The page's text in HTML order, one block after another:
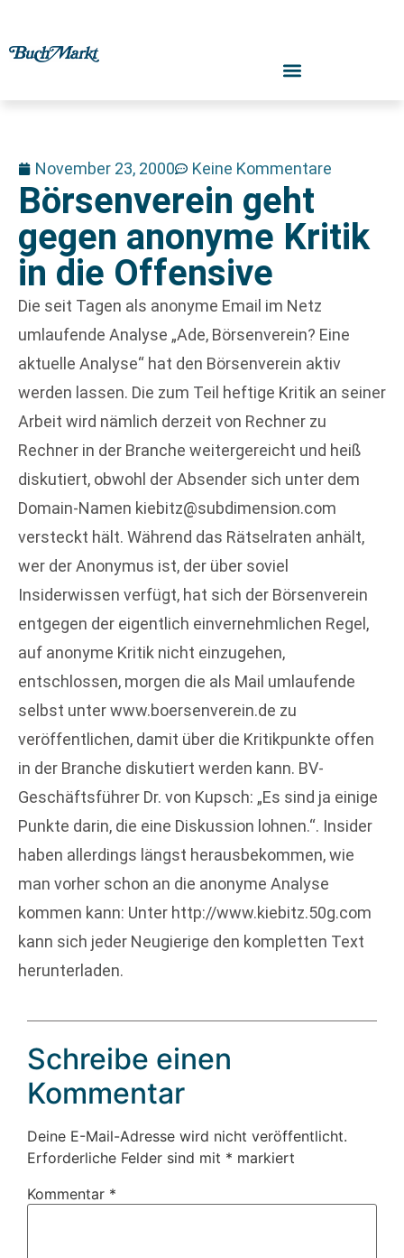
November 23, 2000 Keine Kommentare
Börsenverein geht
gegen anonyme Kritik
in die Offensive
Die seit Tagen als anonyme Email im Netz
umlaufende Analyse „Ade, Börsenverein? Eine
aktuelle Analyse“ hat den Börsenverein aktiv
werden lassen. Die zum Teil heftige Kritik an seiner
Arbeit wird nämlich derzeit von Rechner zu
Rechner in der Branche weitergereicht und heiß
diskutiert, obwohl der Absender sich unter dem
Domain-Namen kiebitz@subdimension.com
versteckt hält. Während das Rätselraten anhält,
wer der Anonymus ist, der über soviel
Insiderwissen verfügt, hat sich der Börsenverein
entgegen der eigentlich einvernehmlichen Regel,
auf anonyme Kritik nicht einzugehen,
entschlossen, morgen die als Mail umlaufende
selbst unter www.boersenverein.de zu
veröffentlichen, damit über die Kritikpunkte offen
in der Branche diskutiert werden kann. BV-
Geschäftsführer Dr. von Kupsch: „Es sind ja einige
Punkte darin, die eine Diskussion lohnen.“. Insider
haben allerdings längst herausbekommen, wie
man vorher schon an die anonyme Analyse
kommen kann: Unter http://www.kiebitz.50g.com
kann sich jeder Neugierige den kompletten Text
herunterladen.
Schreibe einen
Kommentar
Deine E-Mail-Adresse wird nicht veröffentlicht.
Erforderliche Felder sind mit * markiert
Kommentar *